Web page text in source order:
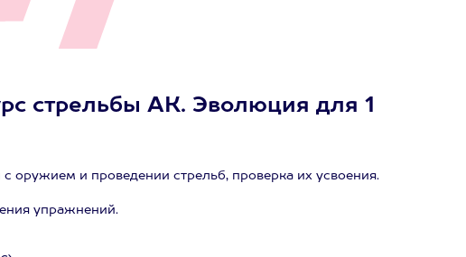
стрельбы АК. Эволюция для 1
оружием и проведении стрельб, проверка их усвоения.
упражнений.